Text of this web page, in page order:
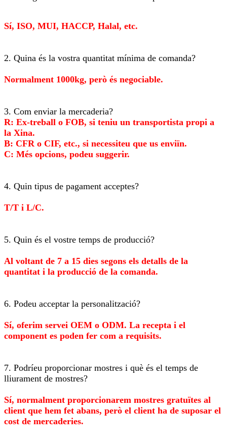
Sí, ISO, MUI, HACCP, Halal, etc.
2. Quina és la vostra quantitat mínima de comanda?
Normalment 1000kg, però és negociable.
3. Com enviar la mercaderia?
R: Ex-treball o FOB, si teniu un transportista propi a
la Xina.
B: CFR o CIF, etc., si necessiteu que us enviïn.
C: Més opcions, podeu suggerir.
4. Quin tipus de pagament acceptes?
T/T i L/C.
5. Quin és el vostre temps de producció?
Al voltant de 7 a 15 dies segons els detalls de la
quantitat i la producció de la comanda.
6. Podeu acceptar la personalització?
Sí, oferim servei OEM o ODM. La recepta i el
component es poden fer com a requisits.
7. Podríeu proporcionar mostres i què és el temps de
lliurament de mostres?
Sí, normalment proporcionarem mostres gratuïtes al
client que hem fet abans, però el client ha de suposar el
cost de mercaderies.